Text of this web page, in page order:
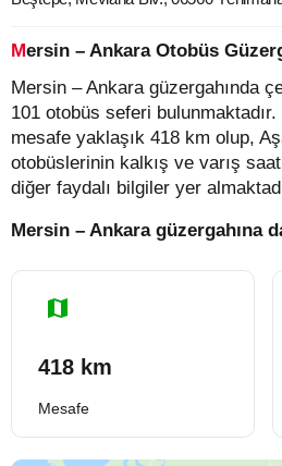
Mersin – Ankara Otobüs
Mersin – Ankara güzergahında
101 otobüs seferi
mesafe yaklaşık 418 km olup,
otobüslerinin kalkış ve varış
diğer faydalı bilgiler yer
Mersin – Ankara güzergahına
418 km
Mesafe